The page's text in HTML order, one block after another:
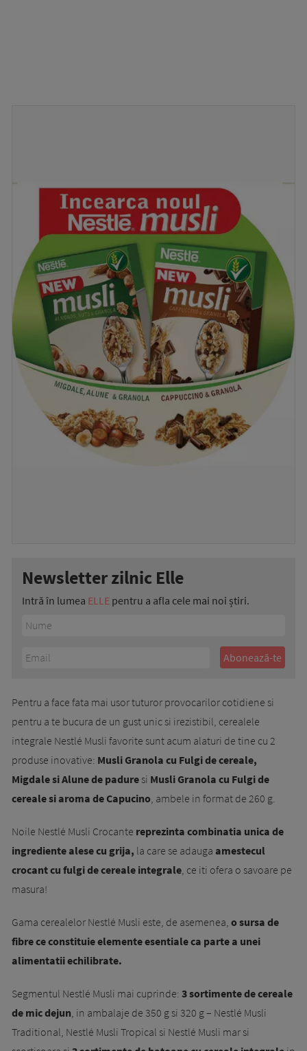
Newsletter zilnic Elle
Intră în lumea ELLE pentru a afla cele mai noi știri.
Pentru a face fata mai usor tuturor provocarilor cotidiene si
pentru a te bucura de un gust unic si irezistibil, cerealele
integrale Nestlé Musli favorite sunt acum alaturi de tine cu 2
produse inovative: Musli Granola cu Fulgi de cereale,
Migdale si Alune de paduresi Musli Granola cu Fulgi de
cereale si aroma de Capucino , ambele in format de 260 g.
Noile Nestlé Musli Crocante reprezinta combinatia unica de
ingrediente alese cu grija, la care se adauga amestecul
crocant cu fulgi de cereale integrale , ce iti ofera o savoare pe
masura!
Gama cerealelor Nestlé Musli este, de asemenea, o sursa de
fibre ce constituie elemente esentiale ca parte a unei
alimentatii echilibrate.
Segmentul Nestlé Musli mai cuprinde: 3 sortimente de cereale
de mic dejun , in ambalaje de 350 g si 320 g – Nestlé Musli
Traditional, Nestlé Musli Tropical si Nestlé Musli mar si